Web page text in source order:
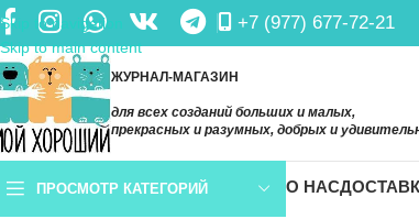
Skip to navigation
Skip to main content
+7 (977) 677-72-21
ЖУРНАЛ-МАГАЗИН
для всех созданий больших и малых,
прекрасных и разумных, добрых и
ПРОСМОТР КАТЕГОРИЙ О НАС